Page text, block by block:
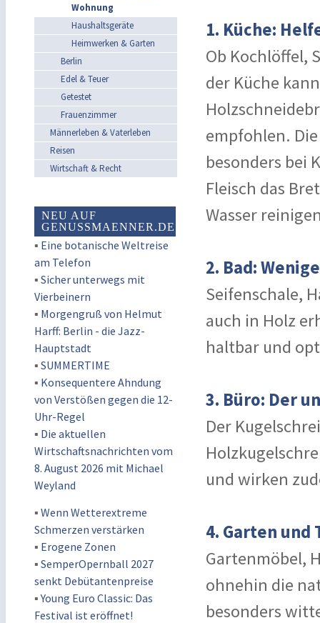
Wohnung
Haushaltsgeräte
Heimwerken & Garten
Berlin
Edel & Teuer
Getestet
Frauenzimmer
Männerleben & Vaterleben
Reisen
Wirtschaft & Recht
NEU AUF
GENUSSMAENNER.DE
▪ Eine botanische Weltreise
am Telefon
▪ Sicher unterwegs mit
Vierbeinern
▪ Morgengruß von Helmut
Harff: Berlin - die Jazz-
Hauptstadt
▪ SUMMERTIME
▪ Konsequentere Ahndung
von Verstößen gegen die 12-
Uhr-Regel
▪ Die aktuellen
Wirtschaftsnachrichten vom
8. August 2026 mit Michael
Weyland
▪ Wenn Wetterextreme
Schmerzen verstärken
▪ Erogene Zonen
▪ SemperOpernball 2027
senkt Debütantenpreise
▪Young Euro Classic: Das
Festival ist eröffnet!
1. Küche:
Ob Kochlöffel,
der Küche
empfohlen.
besonders bei
Fleisch das
Wasser
2. Bad:
Seifenschale,
auch in Holz
haltbar und
3. Büro: Der
Der
und wirken
4. Garten und
Gartenmöbel,
ohnehin die
besonders